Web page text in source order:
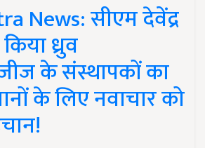
News: सीएम देवेंद्र
ध्रुव
के संस्थापकों का
के लिए नवाचार को